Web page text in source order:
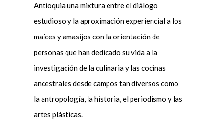
Antioquia una mixtura entre el diálogo
estudioso y la aproximación experiencial a los
maíces y amasijos con la orientación de
personas que han dedicado su vida a la
investigación de la culinaria y las cocinas
ancestrales desde campos tan diversos como
la antropología, la historia, el periodismo y las
artes plásticas.